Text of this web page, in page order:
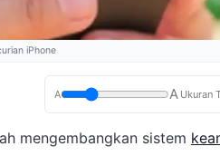
iPhone
A A Ukuran
mengembangkan sistem